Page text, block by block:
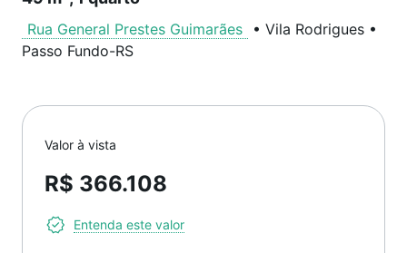
Rua General Prestes Guimarães • Vila Rodrigues •
Passo Fundo-RS
Valor à vista
R$ 366.108
Entenda este valor